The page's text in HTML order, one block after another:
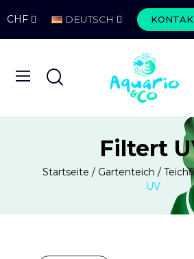
CHF DEUTSCH
Filtert
Startseite Gartenteich
UV